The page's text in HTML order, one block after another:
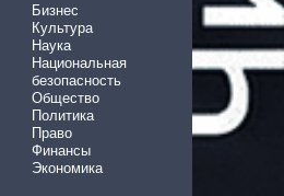
Бизнес
Культура
Наука
Национальная
безопасность
Общество
Политика
Право
Финансы
Экономика